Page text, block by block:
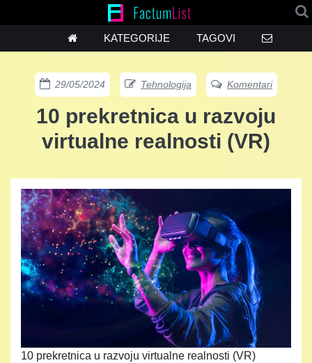
KATEGORIJE TAGOVI
29/05/2024 Tehnologija Komentari
10 prekretnica u razvoju
virtualne realnosti (VR)
10 prekretnica u razvoju virtualne realnosti (VR)